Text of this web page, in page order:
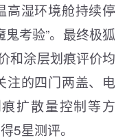
高湿环境舱持续停
考验”。最终极狐
和涂层划痕评价均
注的四门两盖、电
扩散量控制等方
5星测评。